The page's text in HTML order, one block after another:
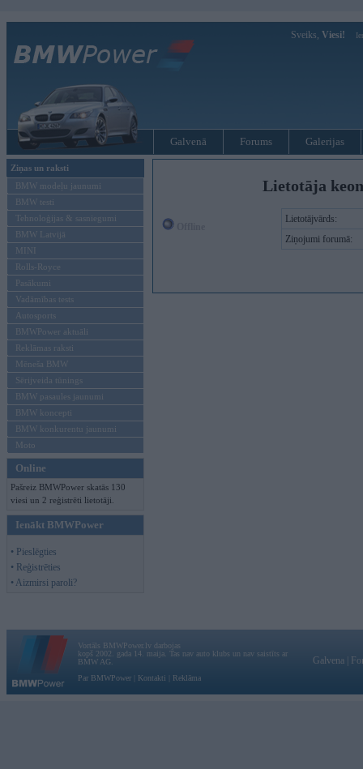
Sveiks, Viesi!
Galvenā Forums Galerijas
Ziņas un raksti
BMW modeļu jaunumi
BMW testi
Tehnoloģijas & sasniegumi
BMW Latvijā
MINI
Rolls-Royce
Pasākumi
Vadāmības tests
Autosports
BMWPower aktuāli
Reklāmas raksti
Mēneša BMW
Sērijveida tūnings
BMW pasaules jaunumi
BMW koncepti
BMW konkurentu jaunumi
Moto
Online
Pašreiz BMWPower skatās 130
viesi un 2 reģistrēti lietotāji.
Ienākt BMWPower
• Pieslēgties
• Reģistrēties
• Aizmirsi paroli?
Lietotāja
Lietotājvārds:
Ziņojumi forumā:
Vortāls BMWPower.lv darbojas
kopš 2002. gada 14. maija. Tas nav auto klubs un nav saistīts ar
BMW AG.
Par BMWPower
Kontakti Reklāma
Galvena